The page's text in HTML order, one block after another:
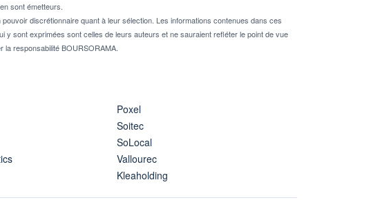
sont émetteurs.
discrétionnaire quant à leur sélection. Les informations contenues dans ces
sont exprimées sont celles de leurs auteurs et ne sauraient refléter le point de vue
la responsabilité BOURSORAMA.
Poxel
Soitec
SoLocal
Vallourec
Kleaholding